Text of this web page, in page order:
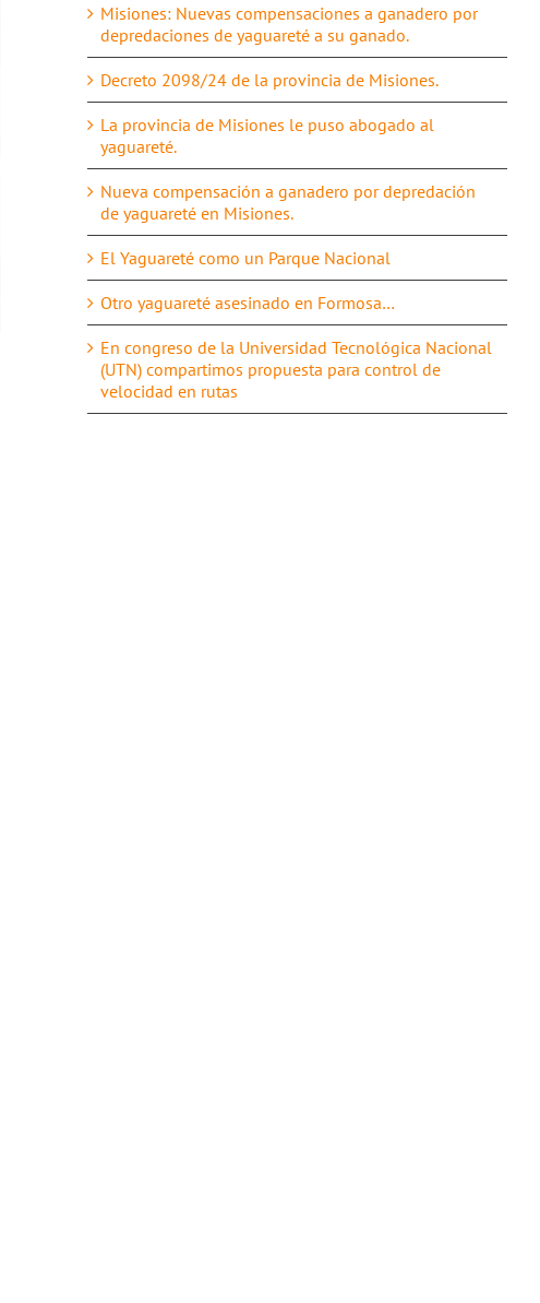
Misiones: Nuevas compensaciones a ganadero por
depredaciones de yaguareté a su ganado.
Decreto 2098/24 de la provincia de Misiones.
La provincia de Misiones le puso abogado al
yaguareté.
Nueva compensación a ganadero por depredación
de yaguareté en Misiones.
El Yaguareté como un Parque Nacional
Otro yaguareté asesinado en Formosa…
En congreso de la Universidad Tecnológica Nacional
(UTN) compartimos propuesta para control de
velocidad en rutas